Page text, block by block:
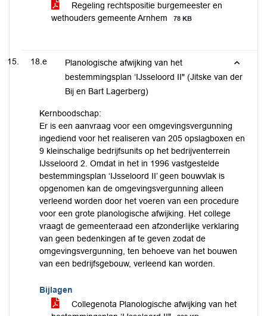
Regeling rechtspositie burgemeester en
wethouders gemeente Arnhem
78 KB
18.e
Planologische afwijking van het
bestemmingsplan ‘IJsseloord II" (Jitske van der
Bij en Bart Lagerberg)
Kernboodschap:
Er is een aanvraag voor een omgevingsvergunning
ingediend voor het realiseren van 205 opslagboxen en
9 kleinschalige bedrijfsunits op het bedrijventerrein
IJsseloord 2. Omdat in het in 1996 vastgestelde
bestemmingsplan ‘IJsseloord II’ geen bouwvlak is
opgenomen kan de omgevingsvergunning alleen
verleend worden door het voeren van een procedure
voor een grote planologische afwijking. Het college
vraagt de gemeenteraad een afzonderlijke verklaring
van geen bedenkingen af te geven zodat de
omgevingsvergunning, ten behoeve van het bouwen
van een bedrijfsgebouw, verleend kan worden.
Bijlagen
Collegenota Planologische afwijking van het